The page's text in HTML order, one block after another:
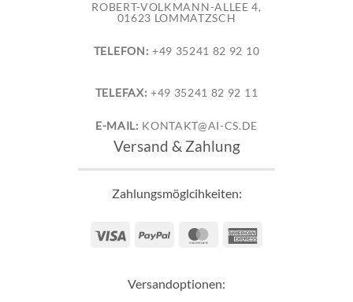
ROBERT-VOLKMANN-ALLEE 4,
01623 LOMMATZSCH
TELEFON: +49 35241 82 92 10
TELEFAX: +49 35241 82 92 11
E-MAIL: KONTAKT@AI-CS.DE
Versand & Zahlung
Zahlungsmöglcihkeiten:
Visa PayPal MasterCard
Versandoptionen: